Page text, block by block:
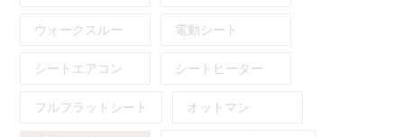
ウォークスルー 電動シート
シートエアコン シートヒーター
フルフラットシート オットマン